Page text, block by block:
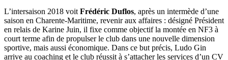
L’intersaison 2018 voit Frédéric Duflos, après un intermède d’une
saison en Charente-Maritime, revenir aux affaires : désigné Président
en relais de Karine Juin, il fixe comme objectif la montée en NF3 à
court terme afin de propulser le club dans une nouvelle dimension
sportive, mais aussi économique. Dans ce but précis, Ludo Gin
arrive au coaching et le club réussit à s’attacher les services d’un CV